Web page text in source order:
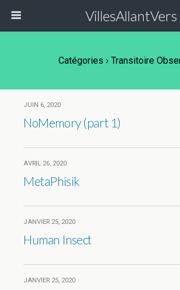
VillesAllantVers
Catégories › Transitoire
JUIN 6, 2020
NoMemory (part 1)
AVRIL 26, 2020
MetaPhisik
JANVIER 25, 2020
Human Insect
JANVIER 25, 2020